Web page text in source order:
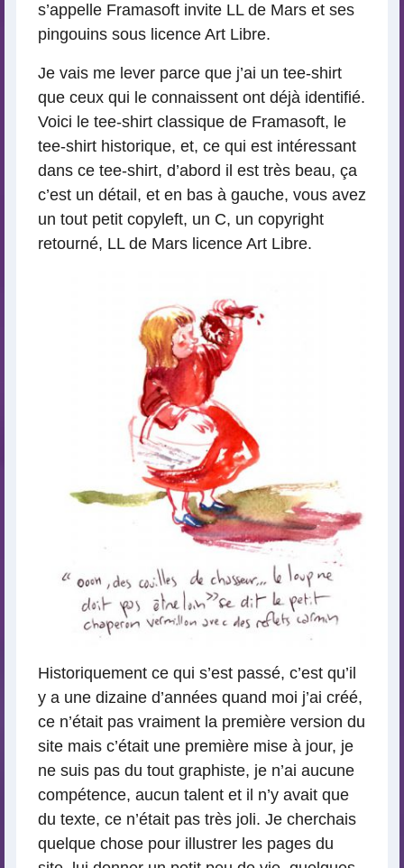
s’appelle Framasoft invite LL de Mars et ses
pingouins sous licence Art Libre.
Je vais me lever parce que j’ai un tee-shirt
que ceux qui le connaissent ont déjà identifié.
Voici le tee-shirt classique de Framasoft, le
tee-shirt historique, et, ce qui est intéressant
dans ce tee-shirt, d’abord il est très beau, ça
c’est un détail, et en bas à gauche, vous avez
un tout petit copyleft, un C, un copyright
retourné, LL de Mars licence Art Libre.
Historiquement ce qui s’est passé, c’est qu’il
y a une dizaine d’années quand moi j’ai créé,
ce n’était pas vraiment la première version du
site mais c’était une première mise à jour, je
ne suis pas du tout graphiste, je n’ai aucune
compétence, aucun talent et il n’y avait que
du texte, ce n’était pas très joli. Je cherchais
quelque chose pour illustrer les pages du